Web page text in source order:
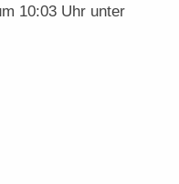
10:03 Uhr unter